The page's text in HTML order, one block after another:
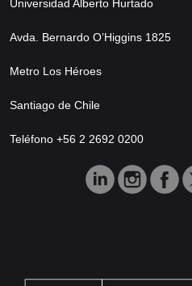
Universidad Alberto Hurtado
Avda. Bernardo O’Higgins 1825
Metro Los Héroes
Santiago de Chile
Teléfono +56 2 2692 0200